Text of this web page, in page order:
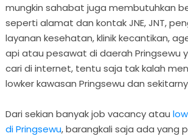
mungkin sahabat juga membutuhkan
seperti alamat dan kontak JNE, JNT,
layanan kesehatan, klinik kecantikan,
api atau pesawat di daerah Pringsewu
cari di internet, tentu saja tak kalah
lowker kawasan Pringsewu dan
Dari sekian banyak job vacancy atau
di Pringsewu, barangkali saja ada yang